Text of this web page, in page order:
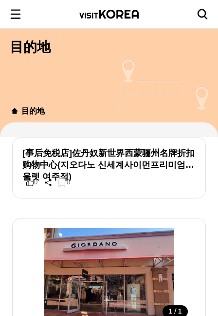
目的地
目的地
[事后免税店]佐丹奴新世界西蒙骊州名牌折扣
购物中心(지오다노 신세계사이먼프리미엄아
울렛 여주점)
0 0
1 / 1